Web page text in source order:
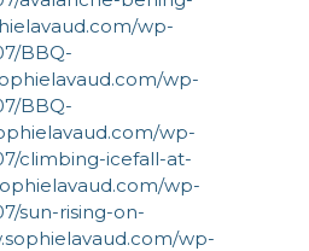
wp-
BBQ-
wp-
BBQ-
wp-
climbing-icefall-at-
wp-
sun-rising-on-
wp-